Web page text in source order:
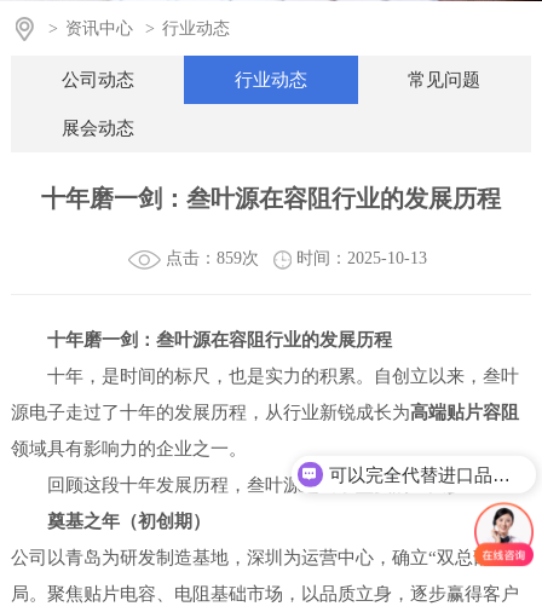
> 资讯中心 > 行业动态
公司动态 行业动态 常见问题
展会动态
十年磨一剑：叁叶源在容阻行业的发展历程
点击：859次 时间：2025-10-13
十年磨一剑：叁叶源在容阻行业的发展历程
十年，是时间的标尺，也是实力的积累。自创立以来，叁叶
源电子走过了十年的发展历程，从行业新锐成长为高端贴片容阻
领域具有影响力的企业之一。
回顾这段十年发展历程，叁叶源迈出了坚实的三大步：
奠基之年（初创期）
公司以青岛为研发制造基地，深圳为运营中心，确立“双总部”布
局。聚焦贴片电容、电阻基础市场，以品质立身，逐步赢得客户
可以完全代替进口品牌吗？